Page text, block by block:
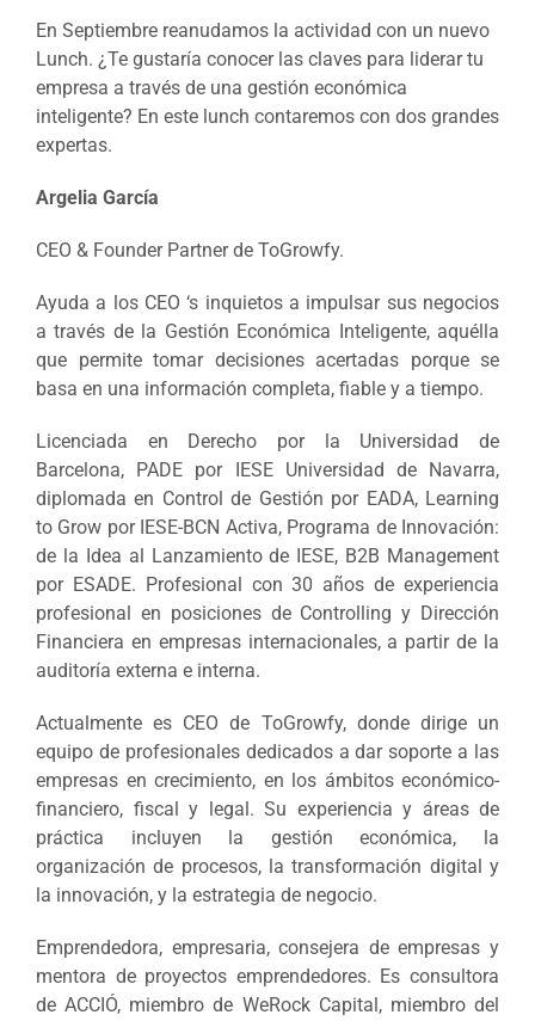
En Septiembre reanudamos la actividad con un nuevo
Lunch. ¿Te gustaría conocer las claves para liderar tu
empresa a través de una gestión económica
inteligente? En este lunch contaremos con dos grandes
expertas.
Argelia García
CEO & Founder Partner de ToGrowfy.
Ayuda a los CEO ‘s inquietos a impulsar sus negocios
a través de la Gestión Económica Inteligente, aquélla
que permite tomar decisiones acertadas porque se
basa en una información completa, fiable y a tiempo.
Licenciada en Derecho por la Universidad de
Barcelona, PADE por IESE Universidad de Navarra,
diplomada en Control de Gestión por EADA, Learning
to Grow por IESE-BCN Activa, Programa de Innovación:
de la Idea al Lanzamiento de IESE, B2B Management
por ESADE. Profesional con 30 años de experiencia
profesional en posiciones de Controlling y Dirección
Financiera en empresas internacionales, a partir de la
auditoría externa e interna.
Actualmente es CEO de ToGrowfy, donde dirige un
equipo de profesionales dedicados a dar soporte a las
empresas en crecimiento, en los ámbitos económico-
financiero, fiscal y legal. Su experiencia y áreas de
práctica incluyen la gestión económica, la
organización de procesos, la transformación digital y
la innovación, y la estrategia de negocio.
Emprendedora, empresaria, consejera de empresas y
mentora de proyectos emprendedores. Es consultora
de ACCIÓ, miembro de WeRock Capital, miembro del